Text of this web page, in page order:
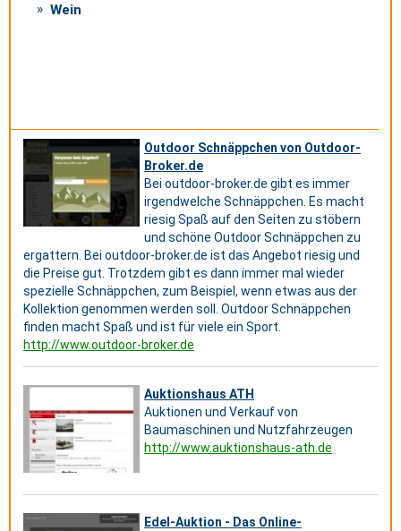
Wein
Outdoor Schnäppchen von Outdoor-
Broker.de
Bei outdoor-broker.de gibt es immer
irgendwelche Schnäppchen. Es macht
riesig Spaß auf den Seiten zu stöbern
und schöne Outdoor Schnäppchen zu
ergattern. Bei outdoor-broker.de ist das Angebot riesig und
die Preise gut. Trotzdem gibt es dann immer mal wieder
spezielle Schnäppchen, zum Beispiel, wenn etwas aus der
Kollektion genommen werden soll. Outdoor Schnäppchen
finden macht Spaß und ist für viele ein Sport.
http://www.outdoor-broker.de
Auktionshaus ATH
Auktionen und Verkauf von
Baumaschinen und Nutzfahrzeugen
http://www.auktionshaus-ath.de
Edel-Auktion - Das Online-